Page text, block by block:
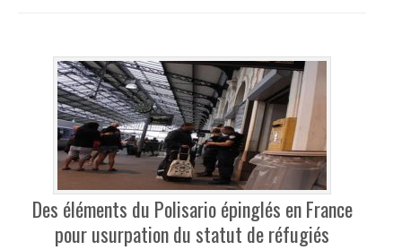
Des éléments du Polisario épinglés en France
pour usurpation du statut de réfugiés